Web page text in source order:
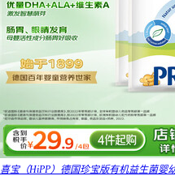
喜宝（HiPP）德国珍宝版有机益生菌婴